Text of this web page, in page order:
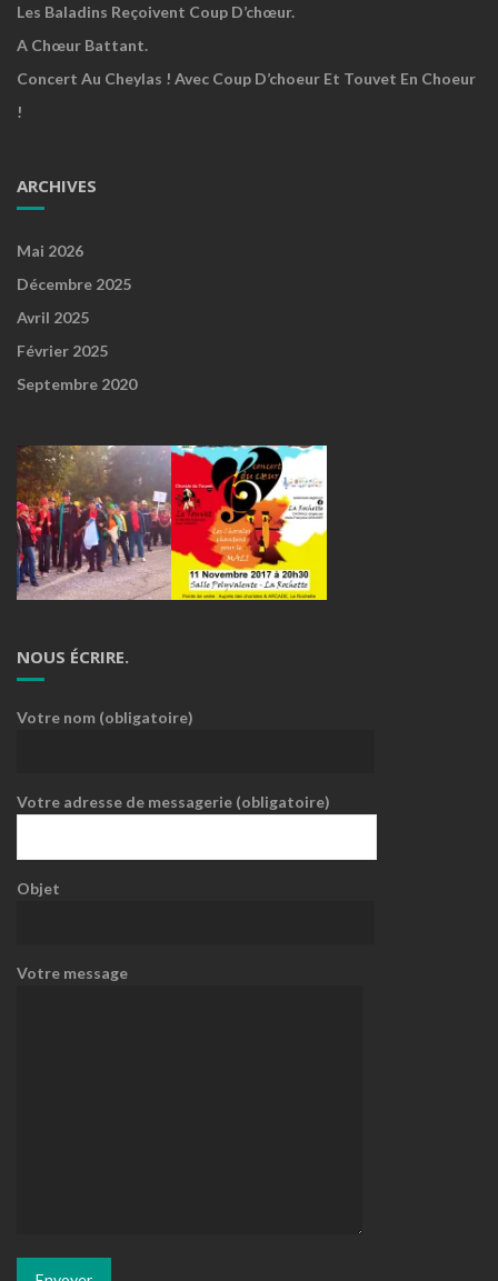
Les Baladins Reçoivent Coup D’chœur.
A Chœur Battant.
Concert Au Cheylas ! Avec Coup D’choeur Et Touvet En Choeur
!
ARCHIVES
Mai 2026
Décembre 2025
Avril 2025
Février 2025
Septembre 2020
NOUS ÉCRIRE.
Votre nom (obligatoire)
Votre adresse de messagerie (obligatoire)
Objet
Votre message